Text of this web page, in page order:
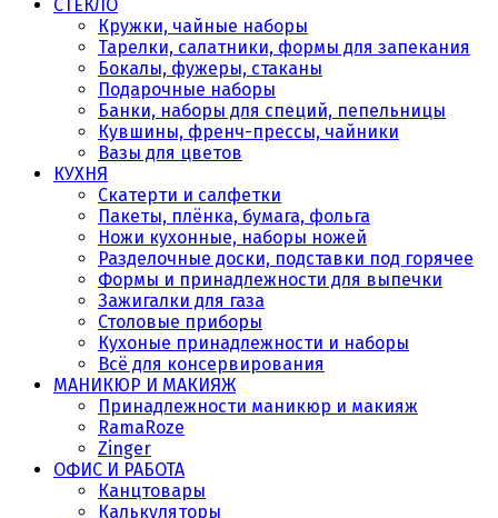
СТЕКЛО
Кружки, чайные наборы
Тарелки, салатники, формы для запекания
Бокалы, фужеры, стаканы
Подарочные наборы
Банки, наборы для специй, пепельницы
Кувшины, френч-прессы, чайники
Вазы для цветов
КУХНЯ
Скатерти и салфетки
Пакеты, плёнка, бумага, фольга
Ножи кухонные, наборы ножей
Разделочные доски, подставки под горячее
Формы и принадлежности для выпечки
Зажигалки для газа
Столовые приборы
Кухоные принадлежности и наборы
Всё для консервирования
МАНИКЮР И МАКИЯЖ
Принадлежности маникюр и макияж
RamaRoze
Zinger
ОФИС И РАБОТА
Канцтовары
Калькуляторы